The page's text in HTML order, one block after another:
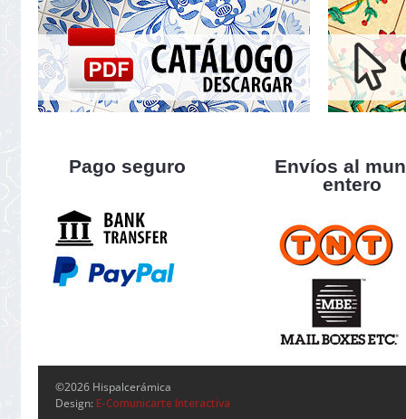
Pago seguro
Envíos al
entero
©2026 Hispalcerámica
Design: E-Comunicarte Interactiva